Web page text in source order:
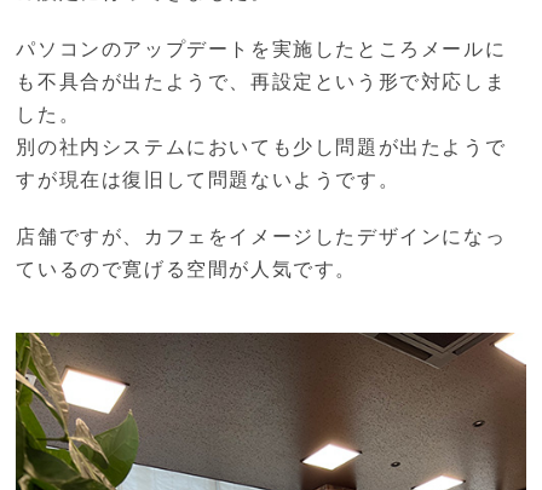
パソコンのアップデートを実施したところメールに
も不具合が出たようで、再設定という形で対応しま
した。
別の社内システムにおいても少し問題が出たようで
すが現在は復旧して問題ないようです。
店舗ですが、カフェをイメージしたデザインになっ
ているので寛げる空間が人気です。